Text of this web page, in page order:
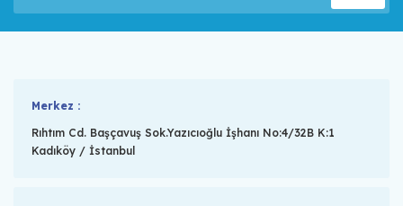
Merkez :
Rıhtım Cd. Başçavuş Sok.Yazıcıoğlu İşhanı No:4/32B K:1
Kadıköy / İstanbul